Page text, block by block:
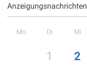
Anzeigungsnachrichten
Mo Di Mi
1 2